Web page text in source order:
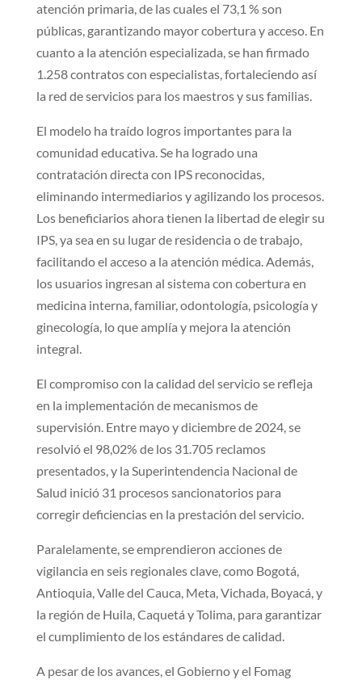
atención primaria, de las cuales el 73,1 % son
públicas, garantizando mayor cobertura y acceso. En
cuanto a la atención especializada, se han firmado
1.258 contratos con especialistas, fortaleciendo así
la red de servicios para los maestros y sus familias.
El modelo ha traído logros importantes para la
comunidad educativa. Se ha logrado una
contratación directa con IPS reconocidas,
eliminando intermediarios y agilizando los procesos.
Los beneficiarios ahora tienen la libertad de elegir su
IPS, ya sea en su lugar de residencia o de trabajo,
facilitando el acceso a la atención médica. Además,
los usuarios ingresan al sistema con cobertura en
medicina interna, familiar, odontología, psicología y
ginecología, lo que amplía y mejora la atención
integral.
El compromiso con la calidad del servicio se refleja
en la implementación de mecanismos de
supervisión. Entre mayo y diciembre de 2024, se
resolvió el 98,02% de los 31.705 reclamos
presentados, y la Superintendencia Nacional de
Salud inició 31 procesos sancionatorios para
corregir deficiencias en la prestación del servicio.
Paralelamente, se emprendieron acciones de
vigilancia en seis regionales clave, como Bogotá,
Antioquia, Valle del Cauca, Meta, Vichada, Boyacá, y
la región de Huila, Caquetá y Tolima, para garantizar
el cumplimiento de los estándares de calidad.
A pesar de los avances, el Gobierno y el Fomag